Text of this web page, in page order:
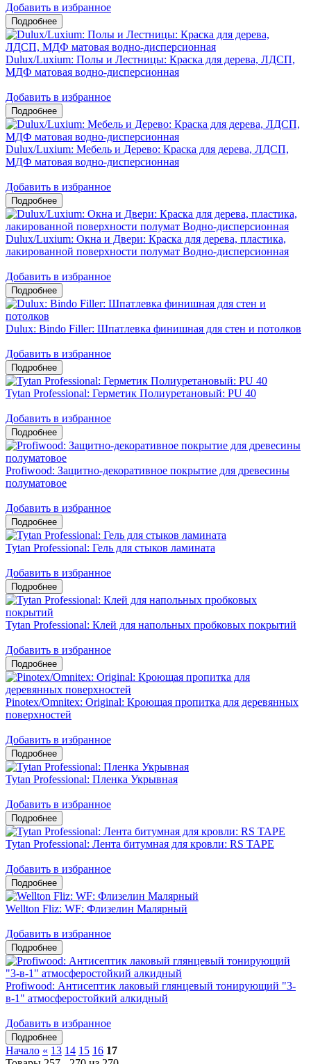
Добавить в избранное
Dulux/Luxium: Полы и Лестницы: Краска для дерева, ЛДСП,
МДФ матовая водно-дисперсионная
Добавить в избранное
Dulux/Luxium: Мебель и Дерево: Краска для дерева, ЛДСП,
МДФ матовая водно-дисперсионная
Добавить в избранное
Dulux/Luxium: Окна и Двери: Краска для дерева, пластика,
лакированной поверхности полумат Водно-дисперсионная
Добавить в избранное
Dulux: Bindo Filler: Шпатлевка финишная для стен и потолков
Добавить в избранное
Tytan Professional: Герметик Полиуретановый: PU 40
Добавить в избранное
Profiwood: Защитно-декоративное покрытие для древесины
полуматовое
Добавить в избранное
Tytan Professional: Гель для стыков ламината
Добавить в избранное
Tytan Professional: Клей для напольных пробковых покрытий
Добавить в избранное
Pinotex/Omnitex: Original: Кроющая пропитка для деревянных
поверхностей
Добавить в избранное
Tytan Professional: Пленка Укрывная
Добавить в избранное
Tytan Professional: Лента битумная для кровли: RS TAPE
Добавить в избранное
Wellton Fliz: WF: Флизелин Малярный
Добавить в избранное
Profiwood: Антисептик лаковый глянцевый тонирующий "3-
в-1" атмосферостойкий алкидный
Добавить в избранное
Начало « 13 14 15 16 17